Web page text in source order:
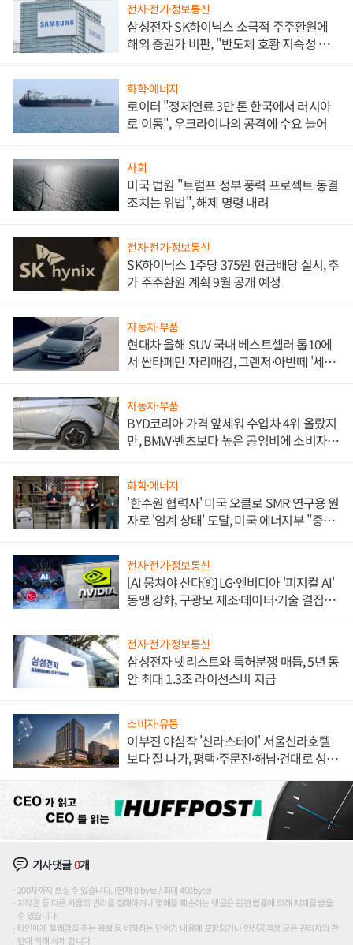
전자·전기·정보통신
삼성전자 SK하이닉스 소극적 주주환원에
해외 증권가 비판, "반도체 호황 지속성 의
화학·에너지
로이터 "정제연료 3만 톤 한국에서 러시아
로 이동", 우크라이나의 공격에 수요 늘어
사회
미국 법원 "트럼프 정부 풍력 프로젝트 동결
조치는 위법", 해제 명령 내려
전자·전기·정보통신
SK하이닉스 1주당 375원 현금배당 실시, 추
가 주주환원 계획 9월 공개 예정
자동차·부품
현대차 올해 SUV 국내 베스트셀러 톱10에
서 싼타페만 자리매김, 그랜저·아반떼 '세단
자동차·부품
BYD코리아 가격 앞세워 수입차 4위 올랐지
만, BMW·벤츠보다 높은 공임비에 소비자
화학·에너지
'한수원 협력사' 미국 오클로 SMR 연구용 원
자로 '임계 상태' 도달, 미국 에너지부 "중요
전자·전기·정보통신
[AI 뭉쳐야 산다⑧] LG·엔비디아 '피지컬 AI'
동맹 강화, 구광모 제조·데이터·기술 결집
전자·전기·정보통신
삼성전자 넷리스트와 특허분쟁 매듭, 5년 동
안 최대 1.3조 라이선스비 지급
소비자·유통
이부진 야심작 '신라스테이' 서울신라호텔
보다 잘 나가, 평택·주문진·해남·건대로 성
기사댓글0개
200자까지 쓰실 수 있습니다. (현재 0 byte / 최대 400byte)
저작권 등 다른 사람의 권리를 침해하거나 명예를 훼손하는 댓글은 관련 법률에 의해 제재를 받을
수 있습니다.
타인에게 불쾌감을 주는 욕설 등 비하하는 단어가 내용에 포함되거나 인신공격성 글은 관리자의 판
단에 의해 삭제 합니다.